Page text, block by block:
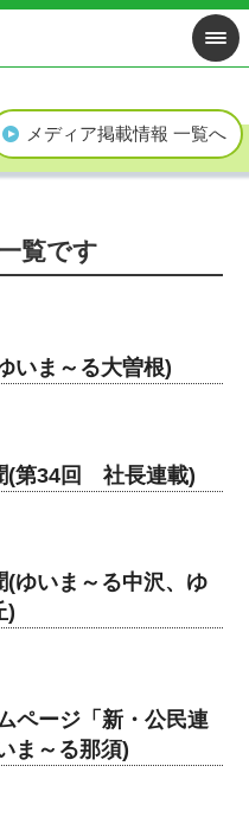
メディア掲載情報 一覧へ
覧です
いま～る大曽根)
(第34回 社長連載)
(ゆいま～る中沢、ゆ
)
ページ「新・公民連
ま～る那須)